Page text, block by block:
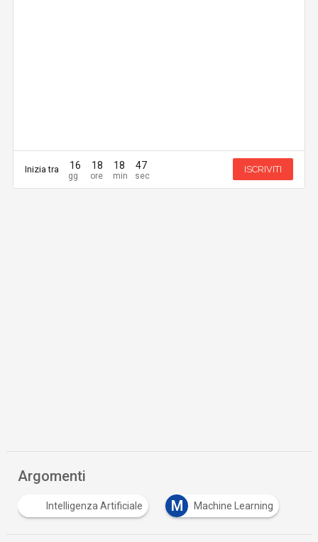
Inizia tra 16 18 18 47 ISCRIVITI
Argomenti
Intelligenza Artificiale M Machine Learning